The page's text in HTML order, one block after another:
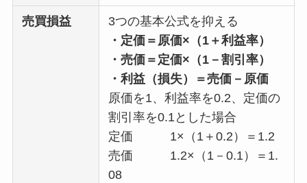
売買損益
3つの基本公式を抑える
・定価＝原価×（1＋利益率）
・売価＝定価×（1－割引率）
・利益（損失）＝売価－原価
原価を1、利益率を0.2、定価の
割引率を0.1とした場合
定価 1×（1＋0.2）＝1.2
売価 1.2×（1－0.1）＝1.
08